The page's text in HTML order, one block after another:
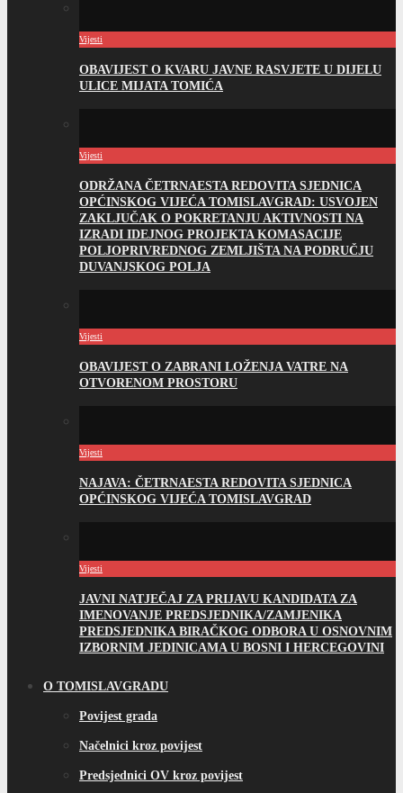
Vijesti
OBAVIJEST O KVARU JAVNE RASVJETE U DIJELU
ULICE MIJATA TOMIĆA
Vijesti
ODRŽANA ČETRNAESTA REDOVITA SJEDNICA
OPĆINSKOG VIJEĆA TOMISLAVGRAD: USVOJEN
ZAKLJUČAK O POKRETANJU AKTIVNOSTI NA
IZRADI IDEJNOG PROJEKTA KOMASACIJE
POLJOPRIVREDNOG ZEMLJIŠTA NA PODRUČJU
DUVANJSKOG POLJA
Vijesti
OBAVIJEST O ZABRANI LOŽENJA VATRE NA
OTVORENOM PROSTORU
Vijesti
NAJAVA: ČETRNAESTA REDOVITA SJEDNICA
OPĆINSKOG VIJEĆA TOMISLAVGRAD
Vijesti
JAVNI NATJEČAJ ZA PRIJAVU KANDIDATA ZA
IMENOVANJE PREDSJEDNIKA/ZAMJENIKA
PREDSJEDNIKA BIRAČKOG ODBORA U OSNOVNIM
IZBORNIM JEDINICAMA U BOSNI I HERCEGOVINI
O TOMISLAVGRADU
Povijest grada
Načelnici kroz povijest
Predsjednici OV kroz povijest